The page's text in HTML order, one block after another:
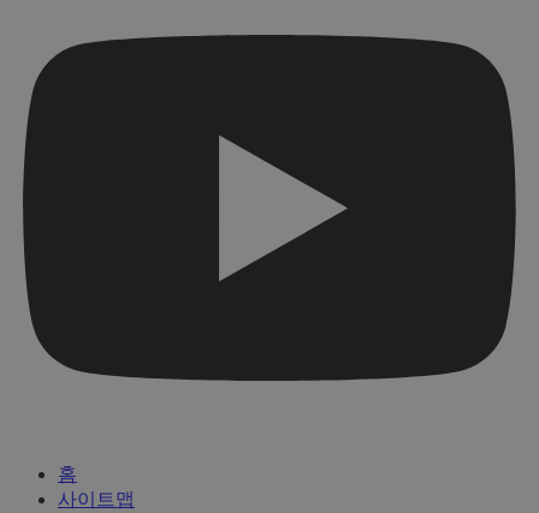
홈
사이트맵